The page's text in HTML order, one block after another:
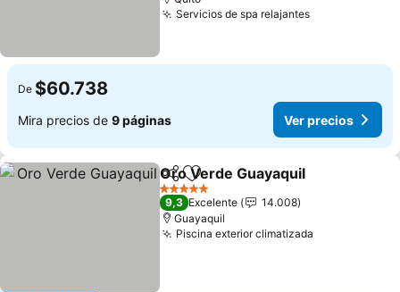
Servicios de spa relajantes
De $60.738
Mira precios de 9 páginas Ver precios
CompartirAgregar a favoritos
Oro Verde Guayaquil
5 Estrellas
9,3 Excelente
14.008
Guayaquil
Piscina exterior climatizada